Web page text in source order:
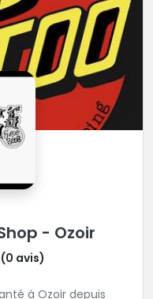
- Ozoir
avis)
à Ozoir depuis